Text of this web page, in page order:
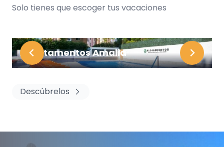
Solo tienes que escoger tus vacaciones
Apartamentos Amalia
Descúbrelos